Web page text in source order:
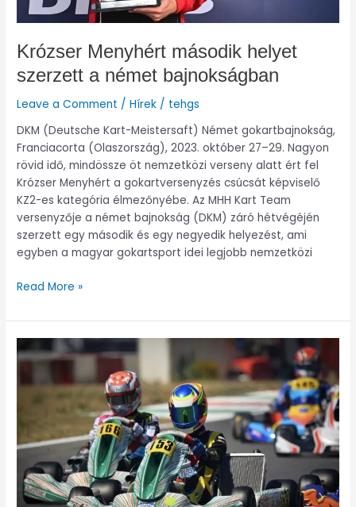
Krózser Menyhért második helyet
szerzett a német bajnokságban
Leave a Comment /Hírek / tehgs
DKM (Deutsche Kart-Meistersaft) Német gokartbajnokság,
Franciacorta (Olaszország), 2023. október 27–29. Nagyon
rövid idő, mindössze öt nemzetközi verseny alatt ért fel
Krózser Menyhért a gokartversenyzés csúcsát képviselő
KZ2-es kategória élmezőnyébe. Az MHH Kart Team
versenyzője a német bajnokság (DKM) záró hétvégéjén
szerzett egy második és egy negyedik helyezést, ami
egyben a magyar gokartsport idei legjobb nemzetközi
Read More »
starts
Menyhert